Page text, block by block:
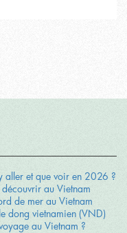
aller et que voir en 2026 ?
au Vietnam
de mer au Vietnam
dong vietnamien (VND)
au Vietnam ?